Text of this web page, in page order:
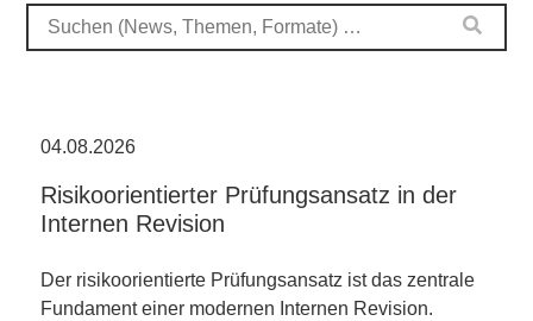
04.08.2026
Risikoorientierter Prüfungsansatz in der
Internen Revision
Der risikoorientierte Prüfungsansatz ist das zentrale
Fundament einer modernen Internen Revision.